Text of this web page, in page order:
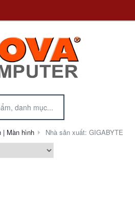
| Màn hình Nhà sản xuất: GIGABYTE